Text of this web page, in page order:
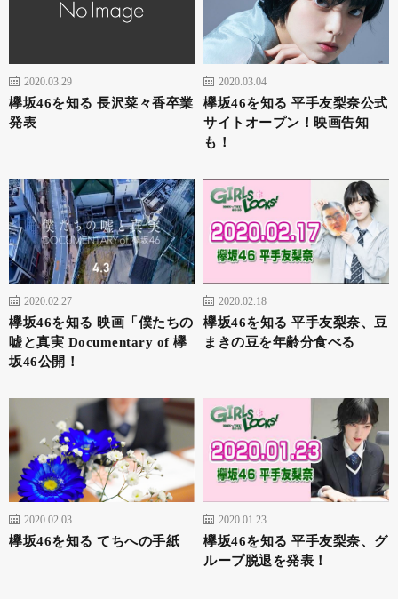
2020.03.29
欅坂46を知る 長沢菜々香卒業
発表
2020.03.04
欅坂46を知る 平手友梨奈公式
サイトオープン！映画告知
も！
2020.02.27
欅坂46を知る 映画「僕たちの
嘘と真実 Documentary of 欅
坂46公開！
2020.02.18
欅坂46を知る 平手友梨奈、豆
まきの豆を年齢分食べる
2020.02.03
欅坂46を知る てちへの手紙
2020.01.23
欅坂46を知る 平手友梨奈、グ
ループ脱退を発表！